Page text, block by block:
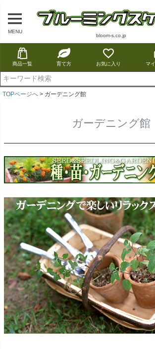
MENU
bloom-s.co.jp
商品一覧 育て方 お気に入り マ
TOPページへ ガーデニング館
ガーデニング館